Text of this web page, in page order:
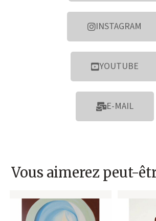
INSTAGRAM
YOUTUBE
E-MAIL
Vous aimerez peut-